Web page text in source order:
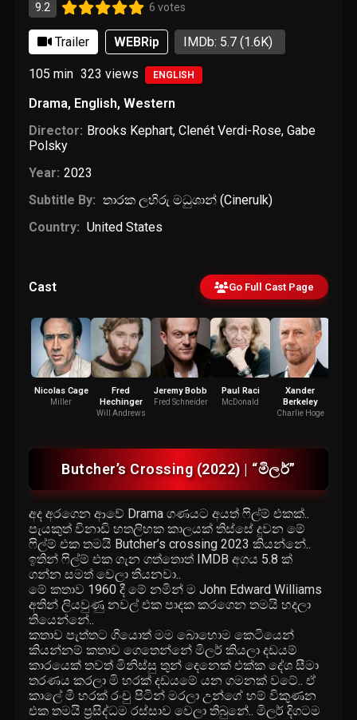
9.2 6 votes
Trailer WEBRip IMDb: 5.7(1.6K)
105 min 323 views ENGLISH
Drama, English,Western
Director: Brooks Kephart, Clenét Verdi-Rose, Gabe
Polsky
Year: 2023
Subtitle By: තාරක ලහිරු මධුශාන් (Cinerulk)
Country: United States
Cast Go Full Cast Page
Nicolas Cage
Miller
Fred
Hechinger
Will Andrews
Jeremy Bobb
Fred Schneider
Paul Raci
McDonald
Xander
Berkeley
Charlie Hoge
Butcher’s Crossing (2022) | “මිලර්”
අද අරගෙන ආවේ Drama ගණයට අයත් ෆිල්ම් එකක්..
පැයකුත් විනාඩි හතලිහක කාලයක් තිස්සේ දුවන මේ
ෆිල්ම් එක තමයි Butcher’s crossing 2023 කියන්නේ..
ඉතින් ෆිල්ම් එක ගැන ගත්තොත් IMDB අගය 5.8 ක්
ගන්න සමත් වෙලා තියනවා..
මේ කතාව 1960 දී මේ නමින් ම John Edward Williams
අතින් ලියවුණු නවල් එක පාදක කරගෙන තමයි හදලා
තියෙන්නේ..
කතාව පැත්තට ගියොත් මම බොහොම කෙටියෙන්
කියන්නම් කතාව ගෙතෙන්නේ මිලර් කියලා දඩයම්
කාරයෙක් තවත් මිනිස්සු තුන් දෙනෙක් එක්ක දේශ සීමා
තරණය කරලා මි හරක් දඩයමේ යන ගමනක් වටේ.. ඒ
කාලේ මී හරක් රංචු පිටින් මරලා උන්ගේ හම් විකුණන
එක තමයි ප්‍රසිද්ධම රස්සාව වෙලා තිබුනේ.. මිලර් දිගටම